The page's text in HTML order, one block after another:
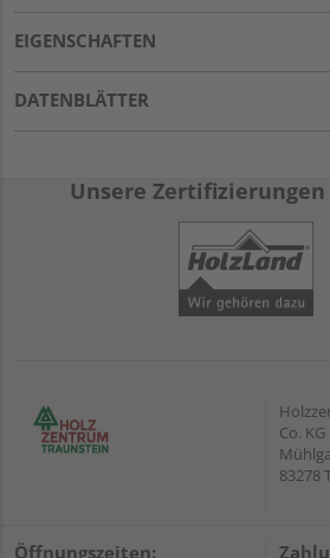
EIGENSCHAFTEN
DATENBLÄTTER
Unsere
Co. KG
83278
Öffnungszeiten: